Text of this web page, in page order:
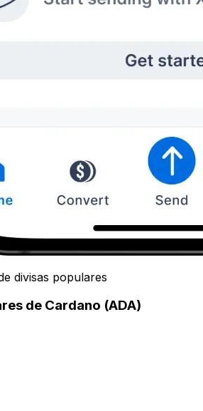
divisas populares
de Cardano (ADA)